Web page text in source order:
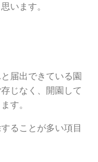
います。
届出できている園
じなく、開園して
す。
ることが多い項目